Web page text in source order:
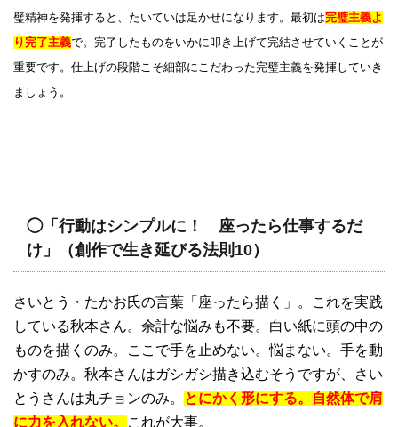
璧精神を発揮すると、たいていは足かせになります。最初は完璧主義よ
り完了主義で。完了したものをいかに叩き上げて完結させていくことが
重要です。仕上げの段階こそ細部にこだわった完璧主義を発揮していき
ましょう。
◯「行動はシンプルに！ 座ったら仕事するだ
け」（創作で生き延びる法則10）
さいとう・たかお氏の言葉「座ったら描く」。これを実践
している秋本さん。余計な悩みも不要。白い紙に頭の中の
ものを描くのみ。ここで手を止めない。悩まない。手を動
かすのみ。秋本さんはガシガシ描き込むそうですが、さい
とうさんは丸チョンのみ。
とにかく形にする。自然体で肩
に力を入れない。
これが大事。